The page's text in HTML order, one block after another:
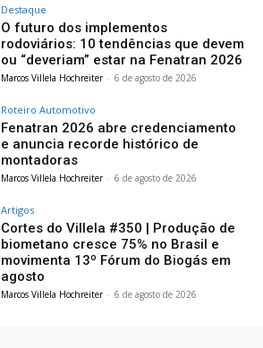
Destaque
O futuro dos implementos
rodoviários: 10 tendências que devem
ou “deveriam” estar na Fenatran 2026
Marcos Villela Hochreiter - 6 de agosto de 2026
Roteiro Automotivo
Fenatran 2026 abre credenciamento
e anuncia recorde histórico de
montadoras
Marcos Villela Hochreiter - 6 de agosto de 2026
Artigos
Cortes do Villela #350 | Produção de
biometano cresce 75% no Brasil e
movimenta 13º Fórum do Biogás em
agosto
Marcos Villela Hochreiter - 6 de agosto de 2026